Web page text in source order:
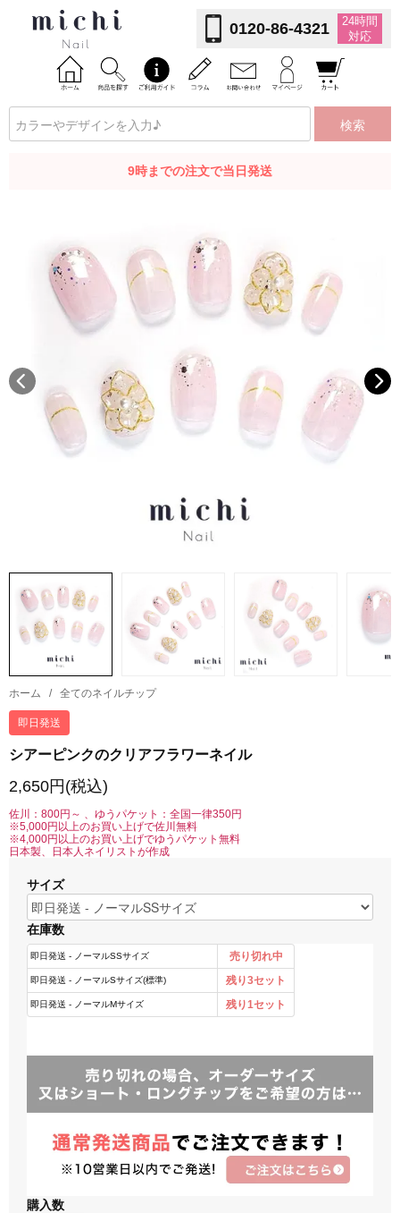
0120-86-4321
24時間
対応
検索
9時までの注文で当日発送
ホーム / 全てのネイルチップ
即日発送
シアーピンクのクリアフラワーネイル
2,650円(税込)
佐川：800円～ 、ゆうパケット：全国一律350円
※5,000円以上のお買い上げで佐川無料
※4,000円以上のお買い上げでゆうパケット無料
日本製、日本人ネイリストが作成
サイズ
在庫数
購入数